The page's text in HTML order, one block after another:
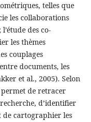
telles que
les collaborations
des co-
les thèmes
couplages
documents, les
et al., 2005). Selon
de retracer
d’identifier
de cartographier les